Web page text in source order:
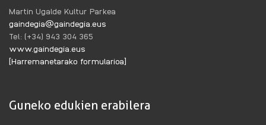
Martin Ugalde Kultur Parkea
gaindegia@gaindegia.eus
Tel: (+34) 943 304 365
www.gaindegia.eus
[Harremanetarako formularioa]
Guneko edukien erabilera